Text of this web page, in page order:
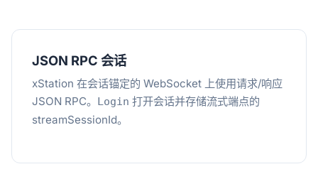
JSON RPC 会话
xStation 在会话锚定的 WebSocket 上使用请求/响应
JSON RPC。 Login 打开会话并存储流式端点的
streamSessionId。